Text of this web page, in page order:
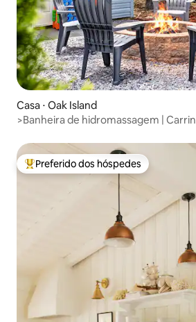
Casa ⋅ Oak Island
>Banheira de hidromassagem |
Entre os melhores preferidos dos
Preferido dos hóspedes